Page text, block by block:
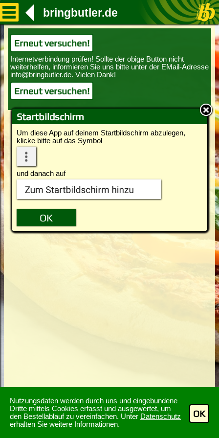
Nutzungsdaten werden durch uns und eingebundene
Dritte mittels Cookies erfasst und ausgewertet, um
den Bestellablauf zu vereinfachen. Unter Datenschutz
erhalten Sie weitere Informationen.
OK
Startbildschirm
Um diese App auf deinem Startbildschirm abzulegen,
klicke bitte auf das Symbol
und danach auf
bringbutler.de
Erneut versuchen!
Erneut versuchen!